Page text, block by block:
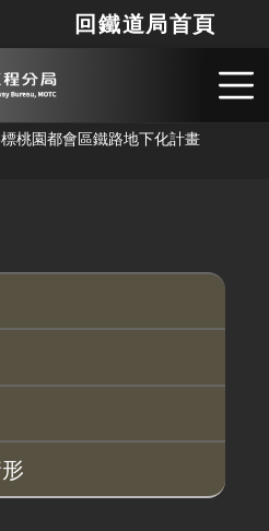
回鐵道局首頁
桃園都會區鐵路地下化計畫